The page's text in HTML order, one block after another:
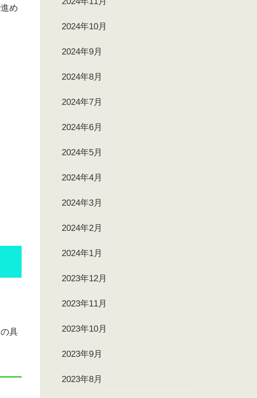
め
具
2024年10月
2024年9月
2024年8月
2024年7月
2024年6月
2024年5月
2024年4月
2024年3月
2024年2月
2024年1月
2023年12月
2023年11月
2023年10月
2023年9月
2023年8月